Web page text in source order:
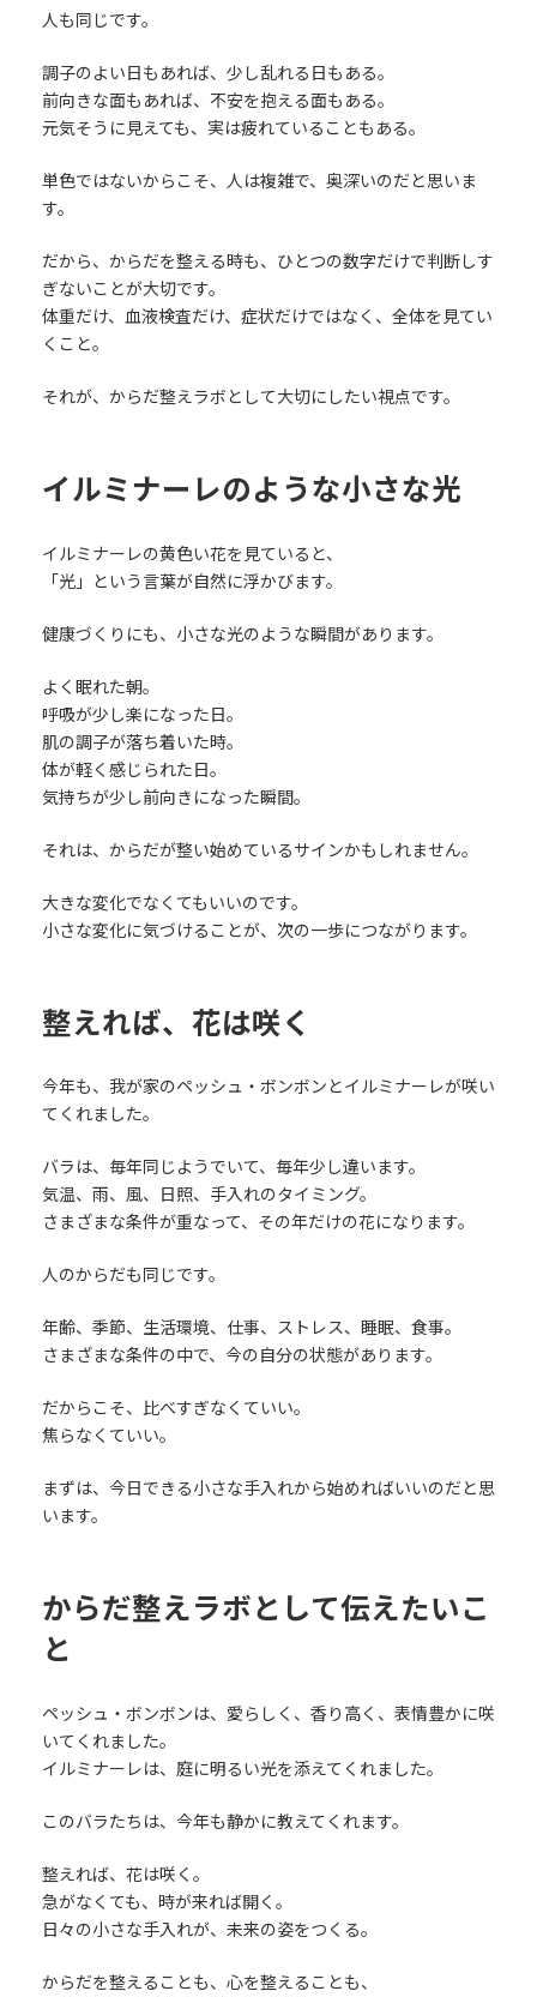
人も同じです。
調子のよい日もあれば、少し乱れる日もある。
前向きな面もあれば、不安を抱える面もある。
元気そうに見えても、実は疲れていることもある。
単色ではないからこそ、人は複雑で、奥深いのだと思いま
す。
だから、からだを整える時も、ひとつの数字だけで判断しす
ぎないことが大切です。
体重だけ、血液検査だけ、症状だけではなく、全体を見てい
くこと。
それが、からだ整えラボとして大切にしたい視点です。
イルミナーレのような小さな光
イルミナーレの黄色い花を見ていると、
「光」という言葉が自然に浮かびます。
健康づくりにも、小さな光のような瞬間があります。
よく眠れた朝。
呼吸が少し楽になった日。
肌の調子が落ち着いた時。
体が軽く感じられた日。
気持ちが少し前向きになった瞬間。
それは、からだが整い始めているサインかもしれません。
大きな変化でなくてもいいのです。
小さな変化に気づけることが、次の一歩につながります。
整えれば、花は咲く
今年も、我が家のペッシュ・ボンボンとイルミナーレが咲い
てくれました。
バラは、毎年同じようでいて、毎年少し違います。
気温、雨、風、日照、手入れのタイミング。
さまざまな条件が重なって、その年だけの花になります。
人のからだも同じです。
年齢、季節、生活環境、仕事、ストレス、睡眠、食事。
さまざまな条件の中で、今の自分の状態があります。
だからこそ、比べすぎなくていい。
焦らなくていい。
まずは、今日できる小さな手入れから始めればいいのだと思
います。
からだ整えラボとして伝えたいこ
と
ペッシュ・ボンボンは、愛らしく、香り高く、表情豊かに咲
いてくれました。
イルミナーレは、庭に明るい光を添えてくれました。
このバラたちは、今年も静かに教えてくれます。
整えれば、花は咲く。
急がなくても、時が来れば開く。
日々の小さな手入れが、未来の姿をつくる。
からだを整えることも、心を整えることも、